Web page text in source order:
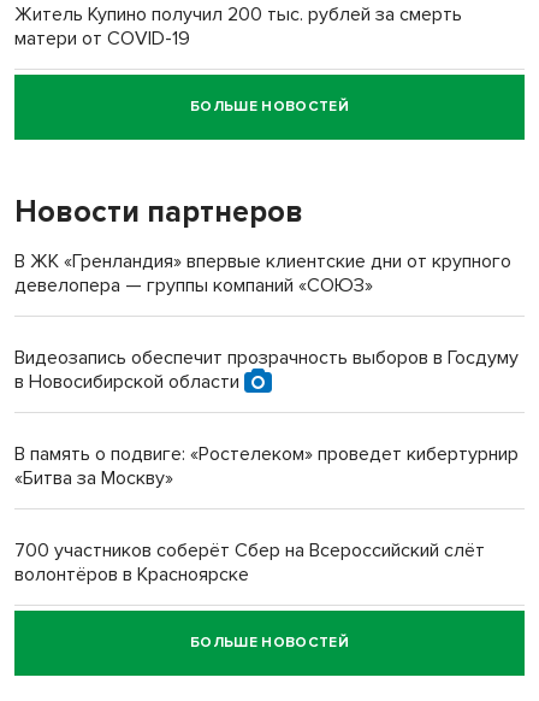
Житель Купино получил 200 тыс. рублей за смерть
матери от COVID-19
Новосибирский суд наказал водителя за смерть
пенсионерки на вокзале
«Мы живём на пастбище!»: в новосибирском селе лошади
терроризируют жителей
Инвалид получил условный срок за избиение врачей
Новосибирский преподаватель с женой вошли в топ-16
Обновлённое отделение ВТБ открылось в Искитиме
БОЛЬШЕ НОВОСТЕЙ
Новости партнеров
В ЖК «Гренландия» впервые клиентские дни от крупного
девелопера — группы компаний «СОЮЗ»
Видеозапись обеспечит прозрачность выборов в Госдуму
в Новосибирской области
В память о подвиге: «Ростелеком» проведет кибертурнир
«Битва за Москву»
700 участников соберёт Сбер на Всероссийский слёт
волонтёров в Красноярске
Честный выбор: видеонаблюдение обеспечит
объективность результатов ЕДГ в Новосибирской
БОЛЬШЕ НОВОСТЕЙ